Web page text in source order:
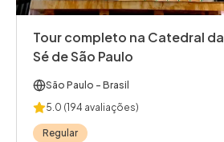
Tour completo na Catedral da
Sé de São Paulo
São Paulo - Brasil
5.0 (194 avaliações)
Regular